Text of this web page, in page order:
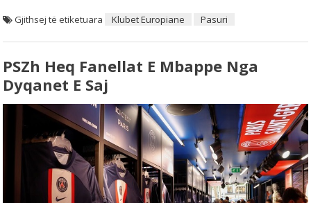
Gjithsej të etiketuara Klubet Europiane Pasuri
PSZh Heq Fanellat E Mbappe Nga
Dyqanet E Saj